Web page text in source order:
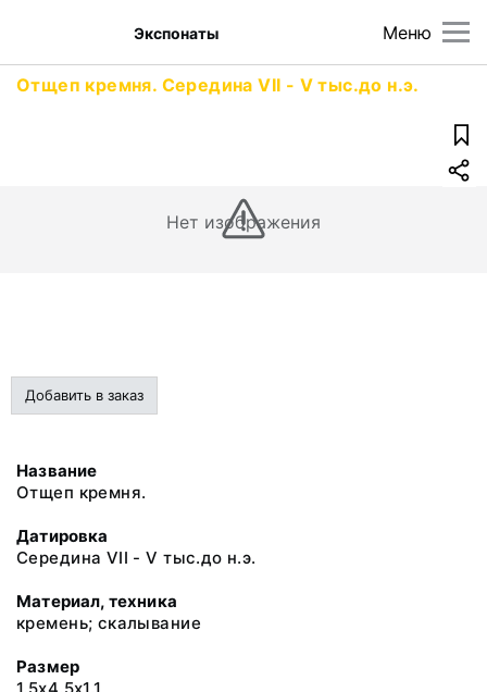
Меню
Экспонаты
Отщеп кремня. Середина VII - V тыс.до н.э.
Нет изображения
Добавить в заказ
Название
Отщеп кремня.
Датировка
Середина VII - V тыс.до н.э.
Материал, техника
кремень; скалывание
Размер